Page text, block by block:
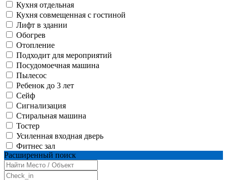
Кухня отдельная
Кухня совмещенная с гостиной
Лифт в здании
Обогрев
Отопление
Подходит для мероприятий
Посудомоечная машина
Пылесос
Ребенок до 3 лет
Сейф
Сигнализация
Стиральная машина
Тостер
Усиленная входная дверь
Фитнес зал
Расширенный поиск